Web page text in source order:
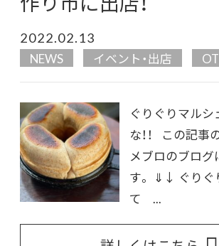
2022.02.13
NEWS イベント・出店
ぐりぐりマルシ
な！！ この記事
メブロのブログ
す。 ⇓↓ ぐりぐ
て ...